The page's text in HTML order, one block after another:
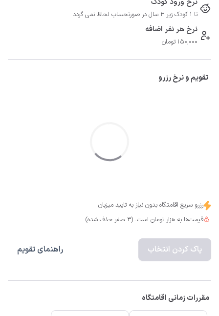
- فاصله تا پمپ بنزین 5 کیلومتر
تا 1 کودک زیر 3 سال در صورتحساب لحاظ نمی گردد
نرخ هر نفر اضافه
150,000 تومان
تقویم و نرخ رزرو
رزرو سریع اقامتگاه بدون نیاز به تایید میزبان
قیمت‌ها به هزار تومان است. (3 صفر حذف شده)
پاک کردن انتخاب راهنمای تقویم
مقررات زمانی اقامتگاه